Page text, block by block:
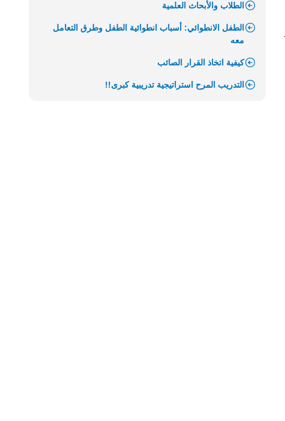
الطلاب والأبحاث العلمية
الطفل الانطوائي: أسباب انطوائية الطفل وطرق التعامل
معه
كيفية اتخاذ القرار الصائب
التدريب المرح استراتيجية تدريبية كبرى!!